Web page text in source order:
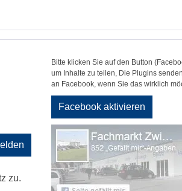
zu.
Bitte klicken Sie auf den Button
um Inhalte zu teilen, Die Plugins
an Facebook, wenn Sie das wirklich
Facebook aktivieren